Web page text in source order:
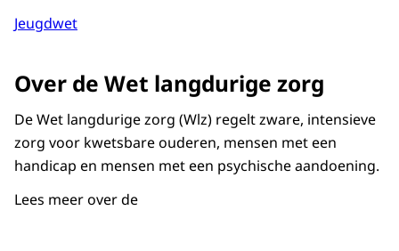
Jeugdwet
Over de Wet langdurige zorg
De Wet langdurige zorg (Wlz) regelt zware, intensieve
zorg voor kwetsbare ouderen, mensen met een
handicap en mensen met een psychische aandoening.
Lees meer over de